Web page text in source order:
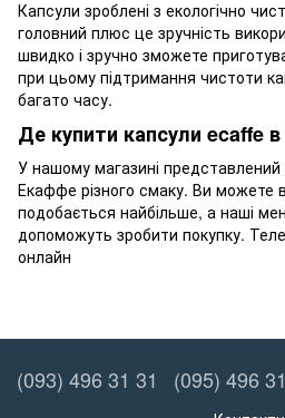
Капсули зроблені з екологічно
головний плюс це зручність
швидко і зручно зможете
при цьому підтримання чистоти
багато часу.
Де купити капсули ecaffe в
У нашому магазині представлений
Екаффе різного смаку. Ви можете
подобається найбільше, а наші
допоможуть зробити покупку.
онлайн
(093) 496 31 31 (095) 496